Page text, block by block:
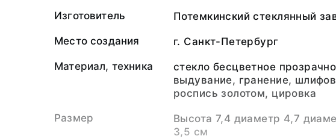
Изготовитель Потемкинский стеклянный
Место создания г. Санкт-Петербург
Материал, техника
стекло бесцветное
выдувание, гранение,
роспись золотом, цировка
Размер
Высота 7,4 диаметр 4,7
3,5 см